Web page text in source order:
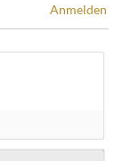
Anmelden